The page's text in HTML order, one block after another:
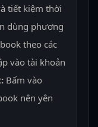
tiết kiệm thời
dùng phương
theo các
vào tài khoản
Bấm vào
nên yên